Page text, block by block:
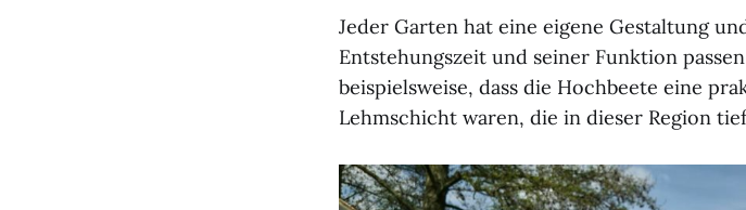
Jeder Garten hat eine eigene Gestaltung
Entstehungszeit und seiner Funktion
beispielsweise, dass die Hochbeete eine
Lehmschicht waren, die in dieser Region